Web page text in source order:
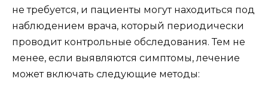
не требуется, и пациенты могут находиться под
наблюдением врача, который периодически
проводит контрольные обследования. Тем не
менее, если выявляются симптомы, лечение
может включать следующие методы: